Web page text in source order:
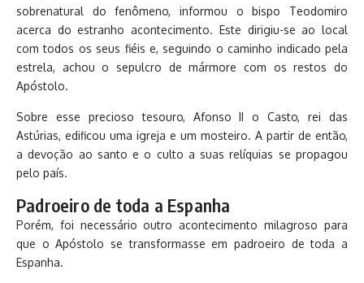
sobrenatural do fenômeno, informou o bispo Teodomiro
acerca do estranho acontecimento. Este dirigiu-se ao local
com todos os seus fiéis e, seguindo o caminho indicado pela
estrela, achou o sepulcro de mármore com os restos do
Apóstolo.
Sobre esse precioso tesouro, Afonso II o Casto, rei das
Astúrias, edificou uma igreja e um mosteiro. A partir de então,
a devoção ao santo e o culto a suas relíquias se propagou
pelo país.
Padroeiro de toda a Espanha
Porém, foi necessário outro acontecimento milagroso para
que o Apóstolo se transformasse em padroeiro de toda a
Espanha.